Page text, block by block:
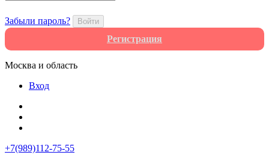
Забыли пароль? Войти
Регистрация
Москва и область
Вход
+7(989)112-75-55